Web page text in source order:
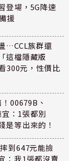
登場，5G降速
援
…CCL族群還
這檔隱藏版
300元，性價比
00679B、
：1張都別
是等出來的！
到647元能撿